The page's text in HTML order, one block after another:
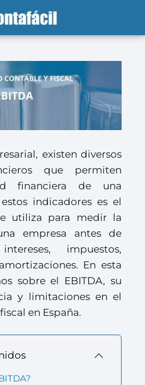
existen diversos
que permiten
financiera de una
indicadores es el
utiliza para medir la
empresa antes de
impuestos,
En esta
sobre el EBITDA, su
y limitaciones en el
en España.